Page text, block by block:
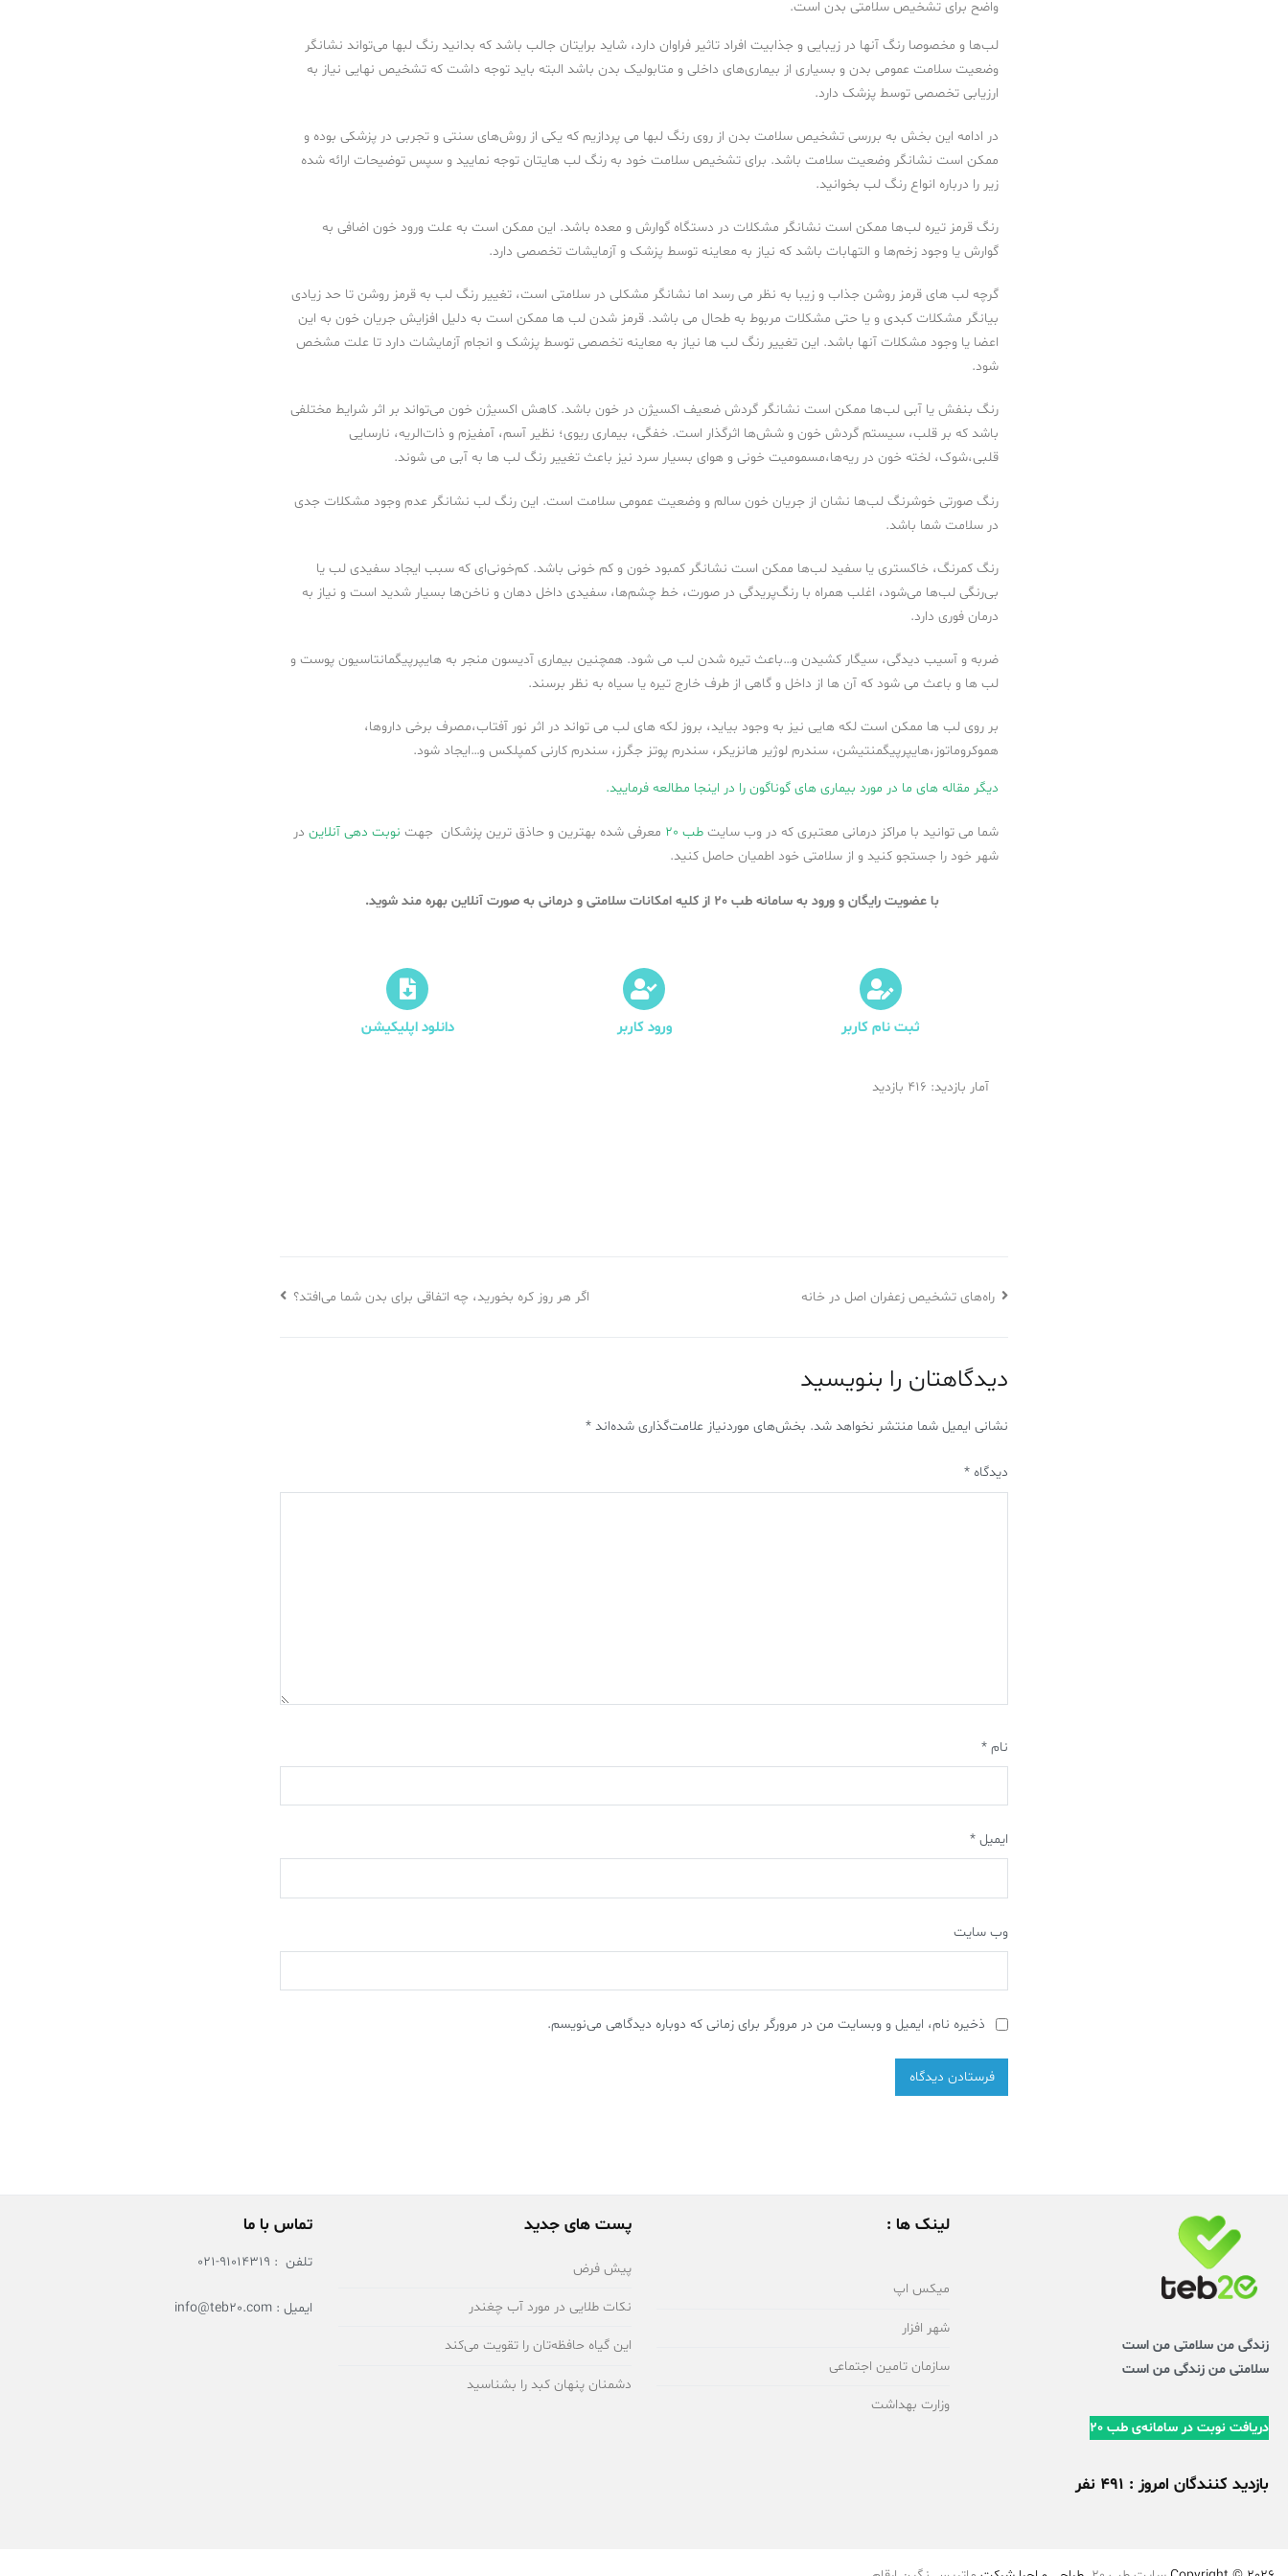
واضح برای تشخیص سلامتی بدن است.
لب‌ها و مخصوصا رنگ آنها در زیبایی و جذابیت افراد تاثیر فراوان دارد، شاید برایتان جالب باشد که بدانید رنگ لبها می‌تواند نشانگر
وضعیت سلامت عمومی بدن و بسیاری از بیماری‌های داخلی و متابولیک بدن باشد البته باید توجه داشت که تشخیص نهایی نیاز به
ارزیابی تخصصی توسط پزشک دارد.
در ادامه این بخش به بررسی تشخیص سلامت بدن از روی رنگ لبها می پردازیم که یکی از روش‌های سنتی و تجربی در پزشکی بوده و
ممکن است نشانگر وضعیت سلامت باشد. برای تشخیص سلامت خود به رنگ لب هایتان توجه نمایید و سپس توضیحات ارائه شده
زیر را درباره انواع رنگ لب بخوانید.
رنگ قرمز تیره لب‌ها ممکن است نشانگر مشکلات در دستگاه گوارش و معده باشد. این ممکن است به علت ورود خون اضافی به
گوارش یا وجود زخم‌ها و التهابات باشد که نیاز به معاینه توسط پزشک و آزمایشات تخصصی دارد.
گرچه لب های قرمز روشن جذاب و زیبا به نظر می رسد اما نشانگر مشکلی در سلامتی است، تغییر رنگ لب به قرمز روشن تا حد زیادی
بیانگر مشکلات کبدی و یا حتی مشکلات مربوط به طحال می باشد. قرمز شدن لب ها ممکن است به دلیل افزایش جریان خون به این
اعضا یا وجود مشکلات آنها باشد. این تغییر رنگ لب ها نیاز به معاینه تخصصی توسط پزشک و انجام آزمایشات دارد تا علت مشخص
شود.
رنگ بنفش یا آبی لب‌ها ممکن است نشانگر گردش ضعیف اکسیژن در خون باشد. کاهش اکسیژن خون می‌تواند بر اثر شرایط مختلفی
باشد که بر قلب، سیستم گردش خون و شش‌ها اثرگذار است. خفگی، بیماری ریوی؛ نظیر آسم، آمفیزم و ذات‌الریه، نارسایی
قلبی،شوک، لخته خون در ریه‌ها،مسمومیت خونی و هوای بسیار سرد نیز باعث تغییر رنگ لب ها به آبی می شوند.
رنگ صورتی خوشرنگ لب‌ها نشان از جریان خون سالم و وضعیت عمومی سلامت است. این رنگ لب نشانگر عدم وجود مشکلات جدی
در سلامت شما باشد.
رنگ کمرنگ، خاکستری یا سفید لب‌ها ممکن است نشانگر کمبود خون و کم خونی باشد. کم‌خونی‌ای که سبب ایجاد سفیدی لب یا
بی‌رنگی لب‌ها می‌شود، اغلب همراه با رنگ‌پریدگی در صورت، خط چشم‌ها، سفیدی داخل دهان و ناخن‌ها بسیار شدید است و نیاز به
درمان فوری دارد.
ضربه و آسیب دیدگی، سیگار کشیدن و…باعث تیره شدن لب می شود. همچنین بیماری آدیسون منجر به هایپرپیگمانتاسیون پوست و
لب ها و باعث می شود که آن ها از داخل و گاهی از طرف خارج تیره یا سیاه به نظر برسند.
بر روی لب ها ممکن است لکه هایی نیز به وجود بیاید، بروز لکه های لب می تواند در اثر نور آفتاب،مصرف برخی داروها،
هموکروماتوز،هایپرپیگمنتیشن، سندرم لوژیر هانزیکر، سندرم پوتز جگرز، سندرم کارنی کمپلکس و…ایجاد شود.
دیگر مقاله های ما در مورد بیماری های گوناگون را در اینجا مطالعه فرمایید.
شما می توانید با مراکز درمانی معتبری که در وب سایت طب 20 معرفی شده بهترین و حاذق ترین پزشکان جهت نوبت دهی آنلاین در
شهر خود را جستجو کنید و از سلامتی خود اطمیان حاصل کنید.
با عضویت رایگان و ورود به سامانه طب 20 از کلیه امکانات سلامتی و درمانی به صورت آنلاین بهره مند شوید.
ثبت نام کاربر ورود کاربر دانلود اپلیکیشن
آمار بازدید: 416 بازدید
راه‌های تشخیص زعفران اصل در خانه اگر هر روز کره بخورید، چه اتفاقی برای بدن شما می‌افتد؟
دیدگاهتان را بنویسید
نشانی ایمیل شما منتشر نخواهد شد. بخش‌های موردنیاز علامت‌گذاری شده‌اند *
دیدگاه *
نام *
ایمیل *
وب‌ سایت
ذخیره نام، ایمیل و وبسایت من در مرورگر برای زمانی که دوباره دیدگاهی می‌نویسم.
زندگی من سلامتی من است
سلامتی من زندگی من است
دریافت نوبت در سامانه‌ی طب 20
بازدید کنندگان امروز : 491 نفر
لینک ها :
میکس اپ
شهر افزار
سازمان تامین اجتماعی
وزارت بهداشت
پست های جدید
پیش فرض
نکات طلایی در مورد آب چغندر
این گیاه حافظه‌تان را تقویت می‌کند
دشمنان پنهان کبد را بشناسید
تماس با ما
تلفن : 91014319-021
ایمیل : info@teb20.com